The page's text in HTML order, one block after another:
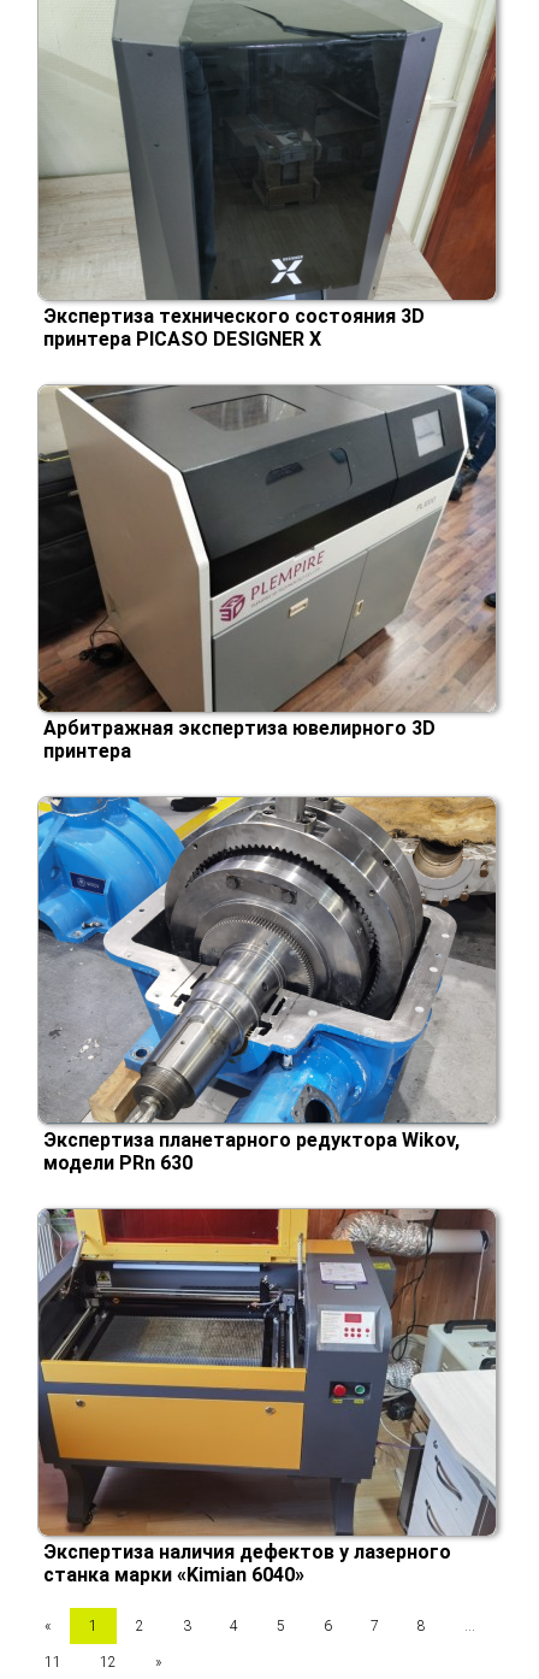
Экспертиза технического состояния 3D
принтера PICASO DESIGNER X
Арбитражная экспертиза ювелирного 3D
принтера
Экспертиза планетарного редуктора Wikov,
модели PRn 630
Экспертиза наличия дефектов у лазерного
станка марки «Kimian 6040»
« 1 2 3 4 5 6 7 8 ...
11 12 »